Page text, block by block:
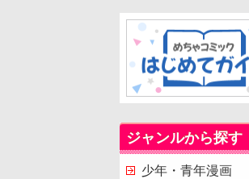
ジャンルから探す
少年・青年漫画